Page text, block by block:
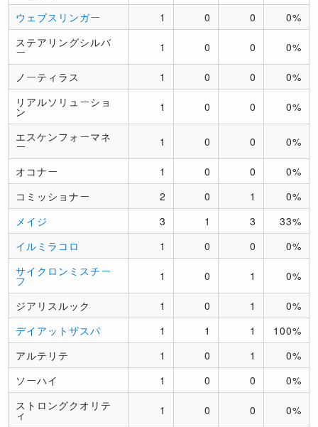
ウェブスリンガー
1 0 0
0%
ステアリングシルバ
ー 1 0 0 0%
ノーティラス 1 0 0
0%
リアルソリューショ
ン 1 0 0 0%
エスケンフォーマネ
ー 1 0 0 0%
オコナー 1 0 0
0%
コミッショナー
2 0 1
0%
メイジ
3 1 3
33%
イルミラコロ
1 0 0
0%
サイクロンミスチー
フ 1 0 1 0%
ジアリスルック 1 0 1
0%
デイアットザスパ
1 1 1
100%
アルテリテ
1 0 1
0%
ソーハイ
1 0 0
0%
ストロングクオリテ
ィ 1 0 0 0%